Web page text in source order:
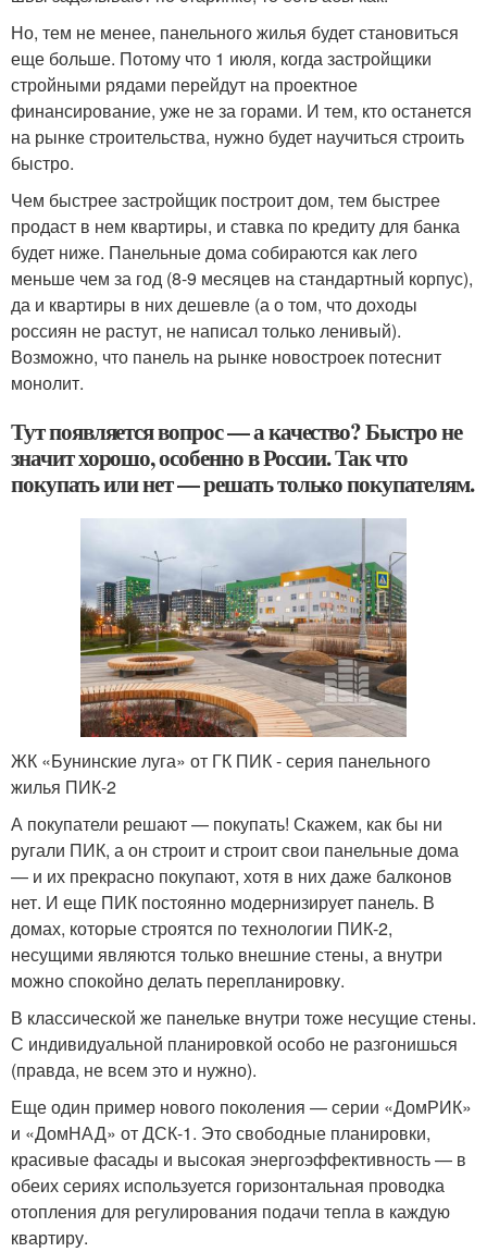
Но, тем не менее, панельного жилья будет становиться
еще больше. Потому что 1 июля, когда застройщики
стройными рядами перейдут на проектное
финансирование, уже не за горами. И тем, кто останется
на рынке строительства, нужно будет научиться строить
быстро.
Чем быстрее застройщик построит дом, тем быстрее
продаст в нем квартиры, и ставка по кредиту для банка
будет ниже. Панельные дома собираются как лего
меньше чем за год (8-9 месяцев на стандартный корпус),
да и квартиры в них дешевле (а о том, что доходы
россиян не растут, не написал только ленивый).
Возможно, что панель на рынке новостроек потеснит
монолит.
Тут появляется вопрос — а качество? Быстро не
значит хорошо, особенно в России. Так что
покупать или нет — решать только покупателям.
ЖК «Бунинские луга» от ГК ПИК - серия панельного
жилья ПИК-2
А покупатели решают — покупать! Скажем, как бы ни
ругали ПИК, а он строит и строит свои панельные дома
— и их прекрасно покупают, хотя в них даже балконов
нет. И еще ПИК постоянно модернизирует панель. В
домах, которые строятся по технологии ПИК-2,
несущими являются только внешние стены, а внутри
можно спокойно делать перепланировку.
В классической же панельке внутри тоже несущие стены.
С индивидуальной планировкой особо не разгонишься
(правда, не всем это и нужно).
Еще один пример нового поколения — серии «ДомРИК»
и «ДомНАД» от ДСК-1. Это свободные планировки,
красивые фасады и высокая энергоэффективность — в
обеих сериях используется горизонтальная проводка
отопления для регулирования подачи тепла в каждую
квартиру.